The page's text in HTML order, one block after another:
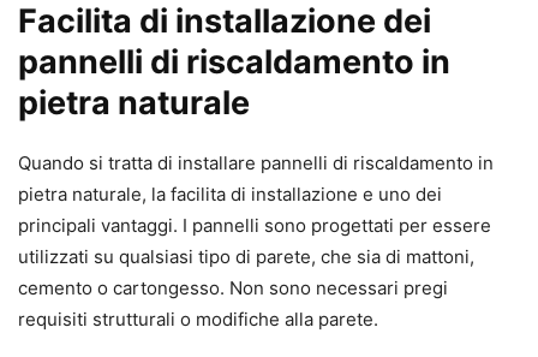
Facilita di installazione dei
pannelli di riscaldamento in
pietra naturale
Quando si tratta di installare pannelli di riscaldamento in
pietra naturale, la facilita di installazione e uno dei
principali vantaggi. I pannelli sono progettati per essere
utilizzati su qualsiasi tipo di parete, che sia di mattoni,
cemento o cartongesso. Non sono necessari pregi
requisiti strutturali o modifiche alla parete.